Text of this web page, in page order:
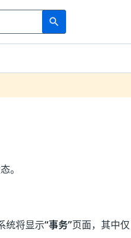
search
Search
。
统将显示“事务”页面，其中仅